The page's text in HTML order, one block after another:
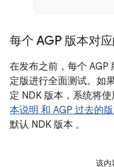
每个 AGP 版本对
在发布之前，每个 AGP
定版进行全面测试。如
定 NDK 版本，系统将使
本说明 和 AGP 过去的
默认 NDK 版本 。
该内